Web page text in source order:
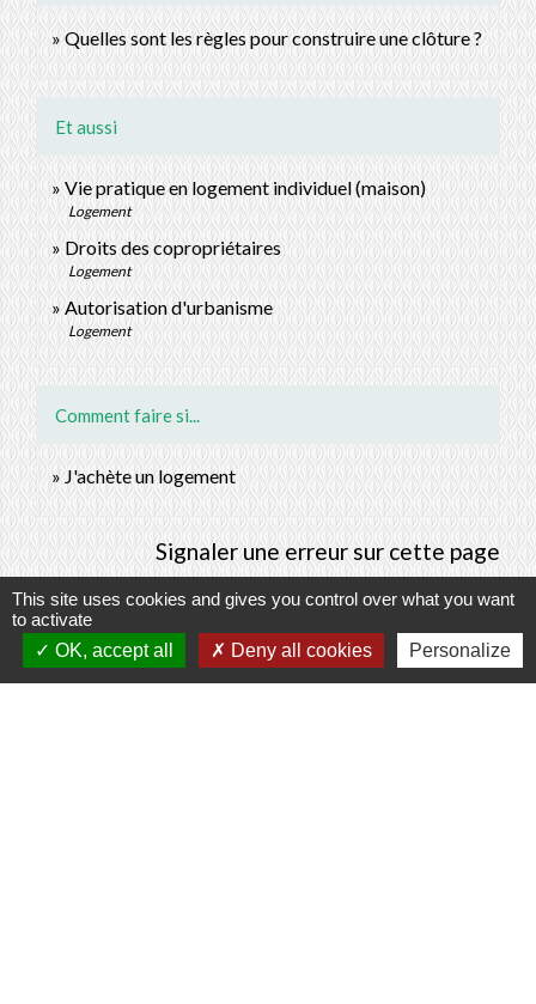
Quelles sont les règles pour construire une clôture ?
Et aussi
Vie pratique en logement individuel (maison)
Logement
Droits des copropriétaires
Logement
Autorisation d'urbanisme
Logement
Comment faire si...
J'achète un logement
Signaler une erreur sur cette page
Contacts
This site uses cookies and gives you control over what you want
to activate
OK, accept all
Deny all cookies Personalize